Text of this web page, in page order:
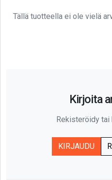
Tällä tuotteella ei ole vielä
Kirjoita
Rekisteröidy tai
KIRJAUDU